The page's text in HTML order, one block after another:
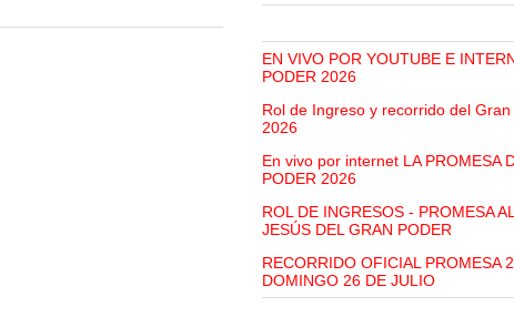
EN VIVO POR YOUTUBE E
PODER 2026
Rol de Ingreso y recorrido del
2026
En vivo por internet LA PROMESA
PODER 2026
ROL DE INGRESOS - PROMESA
JESÚS DEL GRAN PODER
RECORRIDO OFICIAL PROMESA
DOMINGO 26 DE JULIO